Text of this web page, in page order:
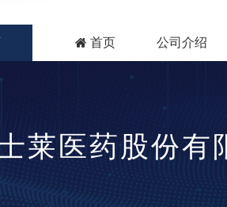
 首页 公司介绍
莱医药股份有